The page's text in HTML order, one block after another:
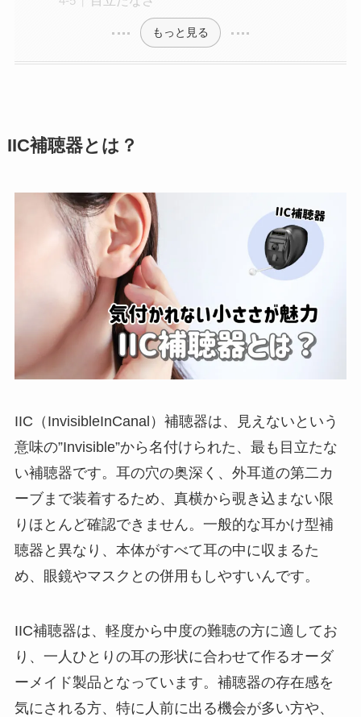
もっと見る
IIC補聴器とは？
IIC（InvisibleInCanal）補聴器は、見えないという
意味の”Invisible”から名付けられた、最も目立たな
い補聴器です。耳の穴の奥深く、外耳道の第二カ
ーブまで装着するため、真横から覗き込まない限
りほとんど確認できません。一般的な耳かけ型補
聴器と異なり、本体がすべて耳の中に収まるた
め、眼鏡やマスクとの併用もしやすいんです。
IIC補聴器は、軽度から中度の難聴の方に適してお
り、一人ひとりの耳の形状に合わせて作るオーダ
ーメイド製品となっています。補聴器の存在感を
気にされる方、特に人前に出る機会が多い方や、